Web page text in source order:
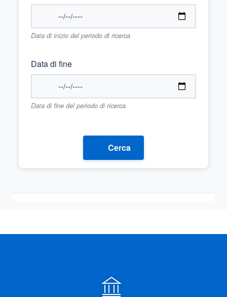
Data di inizio del periodo di ricerca
Data di fine
Data di fine del periodo di ricerca
Cerca